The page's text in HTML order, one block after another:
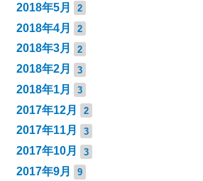
2018年5月 2
2018年4月 2
2018年3月 2
2018年2月 3
2018年1月 3
2017年12月 2
2017年11月 3
2017年10月 3
2017年9月 9